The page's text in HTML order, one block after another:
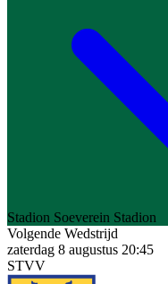
Stadion Soeverein Stadion
Volgende Wedstrijd
zaterdag 8 augustus 20:45
STVV